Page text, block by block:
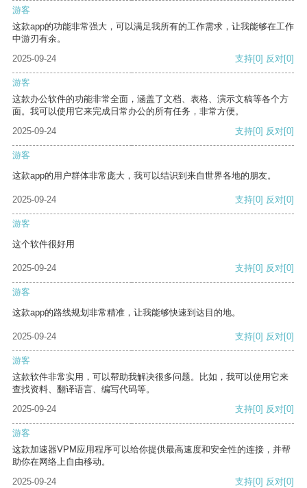
游客
这款app的功能非常强大，可以满足我所有的工作需求，让我能够在工作
中游刃有余。
2025-09-24
支持[0] 反对[0]
游客
这款办公软件的功能非常全面，涵盖了文档、表格、演示文稿等各个方
面。我可以使用它来完成日常办公的所有任务，非常方便。
2025-09-24
支持[0] 反对[0]
游客
这款app的用户群体非常庞大，我可以结识到来自世界各地的朋友。
2025-09-24 支持[0] 反对[0]
游客
这个软件很好用
2025-09-24 支持[0] 反对[0]
游客
这款app的路线规划非常精准，让我能够快速到达目的地。
2025-09-24 支持[0] 反对[0]
游客
这款软件非常实用，可以帮助我解决很多问题。比如，我可以使用它来
查找资料、翻译语言、编写代码等。
2025-09-24
支持[0] 反对[0]
游客
这款加速器VPM应用程序可以给你提供最高速度和安全性的连接，并帮
助你在网络上自由移动。
2025-09-24
支持[0] 反对[0]